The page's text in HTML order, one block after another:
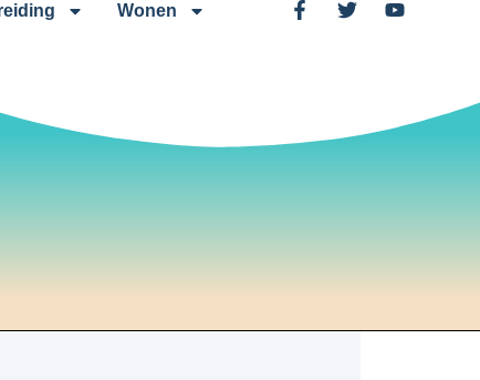
Wonen